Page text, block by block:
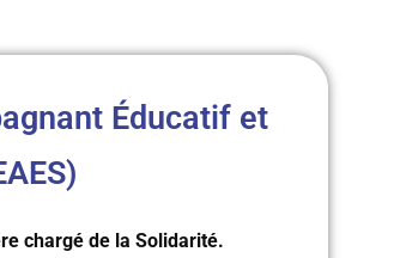
Éducatif et
chargé de la Solidarité.